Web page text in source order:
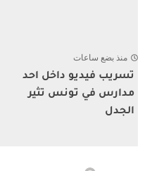
منذ بضع ساعات
تسريب فيديو داخل احد
مدارس في تونس تثير
الجدل